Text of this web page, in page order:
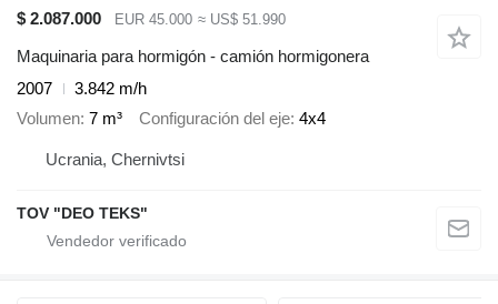
$ 2.087.000
EUR 45.000 ≈ US$ 51.990
Maquinaria para hormigón - camión hormigonera
2007
3.842 m/h
Volumen 7 m³ Configuración del eje 4x4
Ucrania, Chernivtsi
TOV "DEO TEKS"